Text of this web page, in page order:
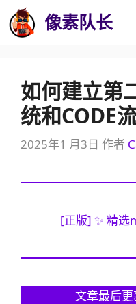
至
像素队长
如何建立第
统和CODE
2025年1 月3日 作者
[正版] ✨ 精选
文章最后